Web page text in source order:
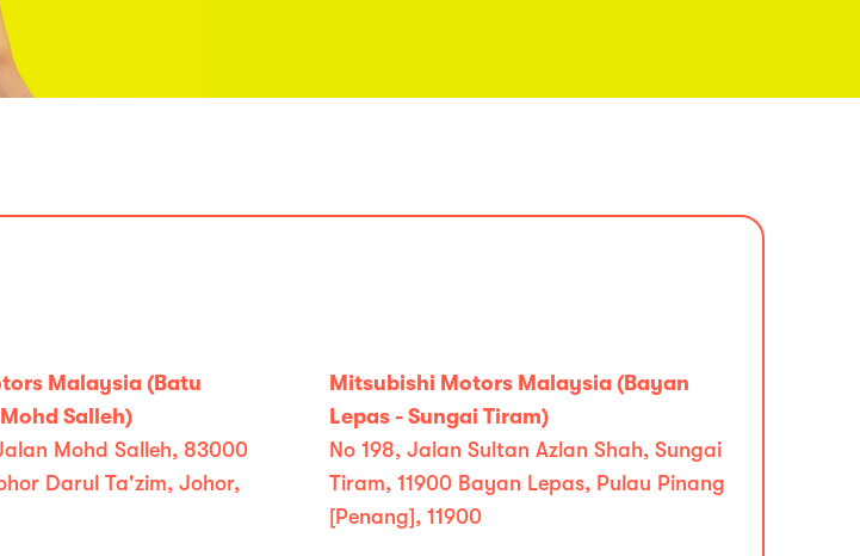
Malaysia (Batu
Salleh)
Mohd Salleh, 83000
Darul Ta'zim, Johor,
Mitsubishi Motors Malaysia (Bayan
Lepas - Sungai Tiram)
No 198, Jalan Sultan Azlan Shah, Sungai
Tiram, 11900 Bayan Lepas, Pulau Pinang
[Penang], 11900